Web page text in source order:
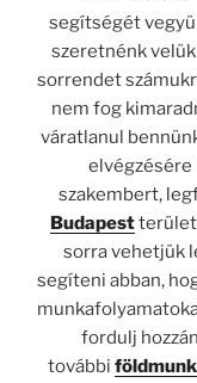
segítségét
szeretnénk
sorrendet
nem fog
váratlanul
szakembert,
Budapest
sorra vehetjük
segíteni abban,
fordulj
további